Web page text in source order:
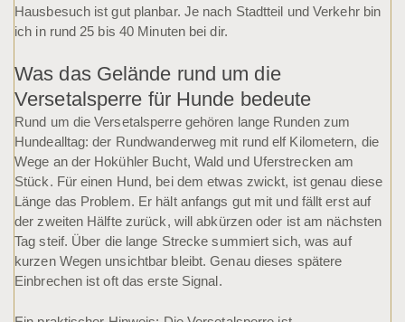
Hausbesuch ist gut planbar. Je nach Stadtteil und Verkehr bin
ich in rund 25 bis 40 Minuten bei dir.
Was das Gelände rund um die
Versetalsperre für Hunde bedeute
Rund um die Versetalsperre gehören lange Runden zum
Hundealltag: der Rundwanderweg mit rund elf Kilometern, die
Wege an der Hokühler Bucht, Wald und Uferstrecken am
Stück. Für einen Hund, bei dem etwas zwickt, ist genau diese
Länge das Problem. Er hält anfangs gut mit und fällt erst auf
der zweiten Hälfte zurück, will abkürzen oder ist am nächsten
Tag steif. Über die lange Strecke summiert sich, was auf
kurzen Wegen unsichtbar bleibt. Genau dieses spätere
Einbrechen ist oft das erste Signal.